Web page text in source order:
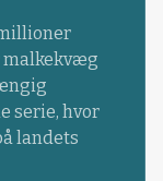
serie, hvor
landets